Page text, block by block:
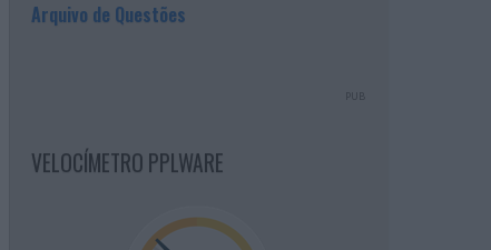
Arquivo de Questões
PUB
VELOCÍMETRO PPLWARE